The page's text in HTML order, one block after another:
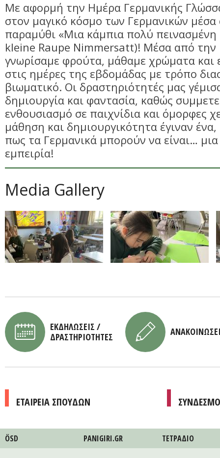
Με αφορμή την Ημέρα Γερμανικής
στον μαγικό κόσμο των Γερμανικών
παραμύθι «Μια κάμπια πολύ πεινασμένη
kleine Raupe Nimmersatt)! Μέσα από την
γνωρίσαμε φρούτα, μάθαμε χρώματα και
στις ημέρες της εβδομάδας με τρόπο
βιωματικό. Οι δραστηριότητές μας
δημιουργία και φαντασία, καθώς
ενθουσιασμό σε παιχνίδια και όμορφες
μάθηση και δημιουργικότητα έγιναν
πως τα Γερμανικά μπορούν να είναι…
εμπειρία!
Media Gallery
ΕΚΔΗΛΩΣΕΙΣ /
ΔΡΑΣΤΗΡΙΟΤΗΤΕΣ
ΕΤΑΙΡΕΙΑ ΣΠΟΥΔΩΝ
ÖSD PANIGIRI.GR ΤΕΤΡAΔΙΟ